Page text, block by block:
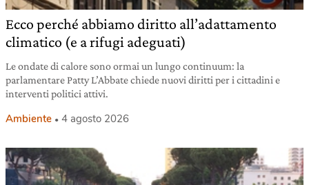
Ecco perché abbiamo diritto all’adattamento
climatico (e a rifugi adeguati)
Le ondate di calore sono ormai un lungo continuum: la
parlamentare Patty L’Abbate chiede nuovi diritti per i cittadini e
interventi politici attivi.
Ambiente 4 agosto 2026